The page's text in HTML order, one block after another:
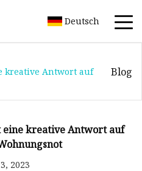
Deutsch
kreative Antwort auf
Blog
eine kreative Antwort auf
2023